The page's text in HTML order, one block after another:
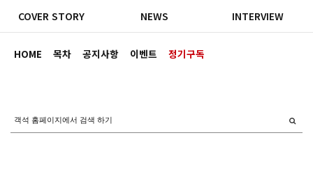
HOME 목차 공지사항 이벤트 정기구독
COVER STORY NEWS INTERVIEW